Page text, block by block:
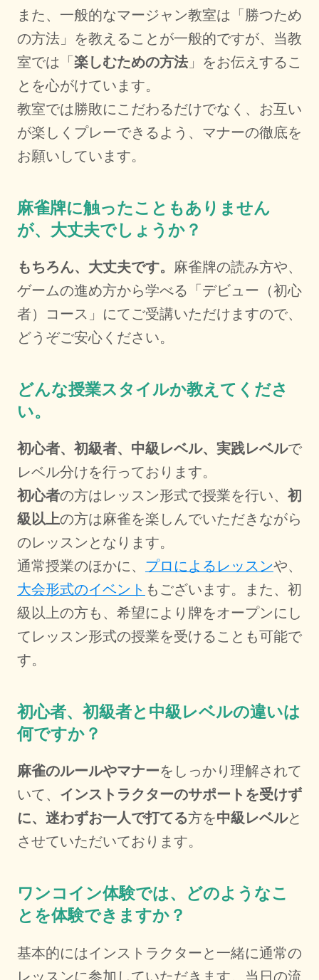
また、一般的なマージャン教室は「勝つため
の方法」を教えることが一般的ですが、当教
室では「 楽しむための方法」をお伝えするこ
とを心がけています。
教室では勝敗にこだわるだけでなく、お互い
が楽しくプレーできるよう、マナーの徹底を
お願いしています。
麻雀牌に触ったこともありません
が、大丈夫でしょうか？
もちろん、大丈夫です。 麻雀牌の読み方や、
ゲームの進め方から学べる「デビュー（初心
者）コース」にてご受講いただけますので、
どうぞご安心ください。
どんな授業スタイルか教えてくださ
い。
初心者、初級者、中級レベル、実践レベルで
レベル分けを行っております。
初心者の方はレッスン形式で授業を行い、 初
級以上の方は麻雀を楽しんでいただきながら
のレッスンとなります。
通常授業のほかに、 プロによるレッスンや、
大会形式のイベント もございます。また、初
級以上の方も、希望により牌をオープンにし
てレッスン形式の授業を受けることも可能で
す。
初心者、初級者と中級レベルの違いは
何ですか？
麻雀のルールやマナーをしっかり理解されて
いて、 インストラクターのサポートを受けず
に、迷わずお一人で打てる方を中級レベルと
させていただいております。
ワンコイン体験では、どのようなこ
とを体験できますか？
基本的にはインストラクターと一緒に通常の
レッスンに参加していただきます。当日の流